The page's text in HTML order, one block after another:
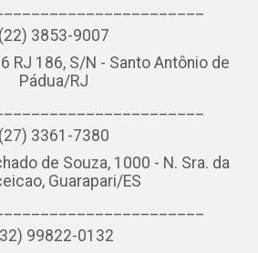
(22) 3853-9007
RJ 186, S/N - Santo Antônio de
Pádua/RJ
(27) 3361-7380
de Souza, 1000 - N. Sra. da
Guarapari/ES
99822-0132